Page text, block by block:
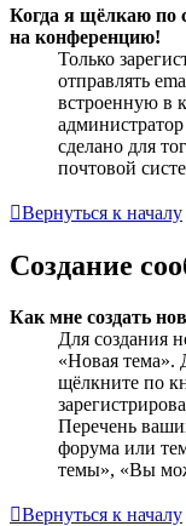
Когда я щёлкаю по
на конференцию!
Только
отправлять
встроенную в
сделано для
почтовой
Вернуться к началу
Создание
Как мне создать
Для создания
«Новая тема».
щёлкните по
Перечень
форума или
темы», «Вы
Вернуться к началу